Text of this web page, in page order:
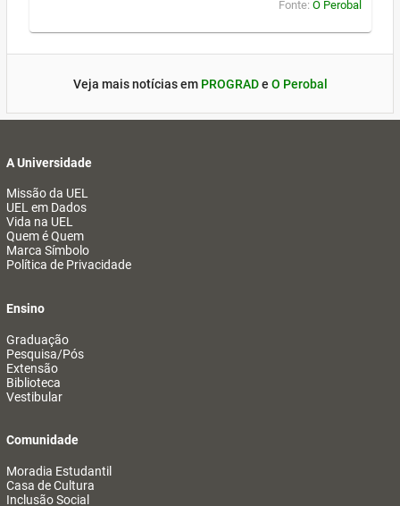
Fonte: O Perobal
Veja mais notícias em PROGRADe O Perobal
A Universidade
Missão da UEL
UEL em Dados
Vida na UEL
Quem é Quem
Marca Símbolo
Política de Privacidade
Ensino
Graduação
Pesquisa/Pós
Extensão
Biblioteca
Vestibular
Comunidade
Moradia Estudantil
Casa de Cultura
Inclusão Social